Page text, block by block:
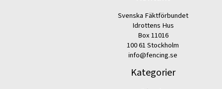
Svenska Fäktförbundet
Idrottens Hus
Box 11016
100 61 Stockholm
info@fencing.se
Kategorier